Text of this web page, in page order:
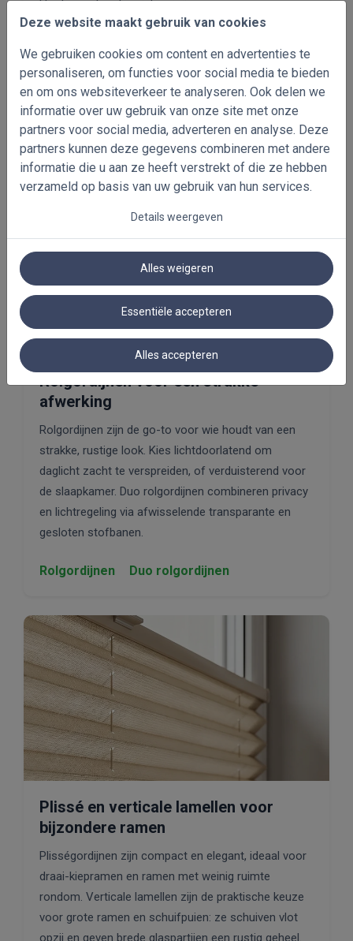
Deze website maakt gebruik van cookies
We gebruiken cookies om content en advertenties te
personaliseren, om functies voor social media te bieden
en om ons websiteverkeer te analyseren. Ook delen we
informatie over uw gebruik van onze site met onze
partners voor social media, adverteren en analyse. Deze
partners kunnen deze gegevens combineren met andere
informatie die u aan ze heeft verstrekt of die ze hebben
verzameld op basis van uw gebruik van hun services.
Details weergeven
Alles weigeren
Essentiële accepteren
Alles accepteren
Houten en bamboe jaloezieën geven een warme,
natuurlijke uitstraling in woonkamers en
vochtbestendiger, een logische keuze voor keuken
of badkamer. Beschikbaar van 16 mm tot 65 mm
lamelbreedte.
Houten jaloezieën Aluminium jaloezieën
Rolgordijnen voor een strakke
afwerking
Rolgordijnen zijn de go-to voor wie houdt van een
strakke, rustige look. Kies lichtdoorlatend om
daglicht zacht te verspreiden, of verduisterend voor
de slaapkamer. Duo rolgordijnen combineren privacy
en lichtregeling via afwisselende transparante en
gesloten stofbanen.
Rolgordijnen Duo rolgordijnen
Plissé en verticale lamellen voor
bijzondere ramen
Plisségordijnen zijn compact en elegant, ideaal voor
draai-kiepramen en ramen met weinig ruimte
rondom. Verticale lamellen zijn de praktische keuze
voor grote ramen en schuifpuien: ze schuiven vlot
opzij en geven brede glaspartijen een rustig geheel.